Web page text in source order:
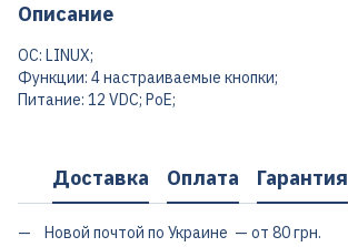
Описание
ОС: LINUX;
Функции: 4 настраиваемые кнопки;
Питание: 12 VDC; PoE;
Доставка Оплата Гарантия
Новой почтой по Украине — от 80 грн.